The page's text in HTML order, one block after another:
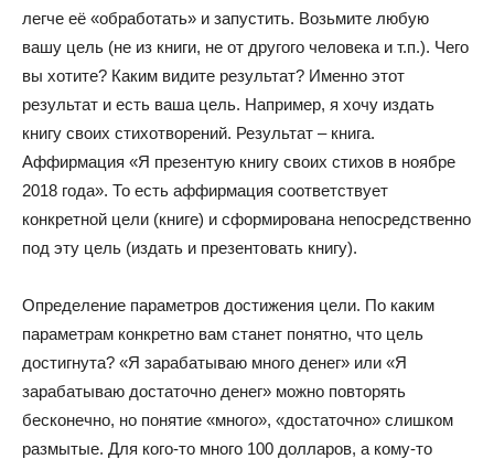
легче её «обработать» и запустить. Возьмите любую
вашу цель (не из книги, не от другого человека и т.п.). Чего
вы хотите? Каким видите результат? Именно этот
результат и есть ваша цель. Например, я хочу издать
книгу своих стихотворений. Результат – книга.
Аффирмация «Я презентую книгу своих стихов в ноябре
2018 года». То есть аффирмация соответствует
конкретной цели (книге) и сформирована непосредственно
под эту цель (издать и презентовать книгу).
Определение параметров достижения цели. По каким
параметрам конкретно вам станет понятно, что цель
достигнута? «Я зарабатываю много денег» или «Я
зарабатываю достаточно денег» можно повторять
бесконечно, но понятие «много», «достаточно» слишком
размытые. Для кого-то много 100 долларов, а кому-то